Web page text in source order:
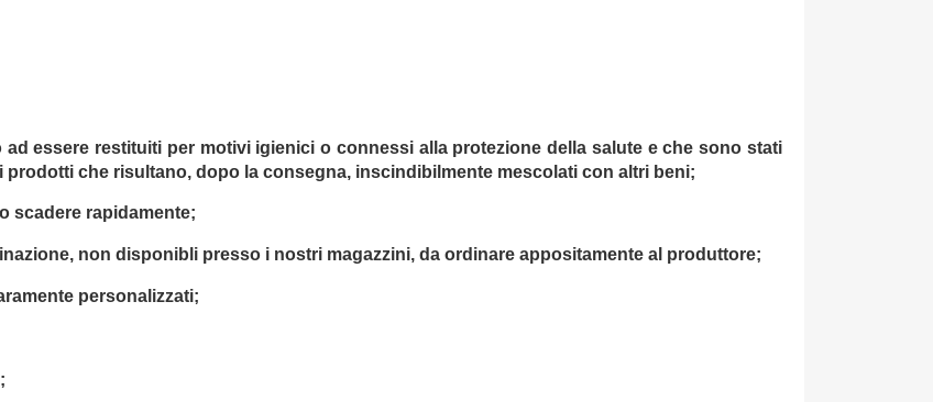
essere restituiti per motivi igienici o connessi alla protezione della salute e che sono stati
che risultano, dopo la consegna, inscindibilmente mescolati con altri beni;
scadere rapidamente;
non disponibli presso i nostri magazzini, da ordinare appositamente al produttore;
personalizzati;